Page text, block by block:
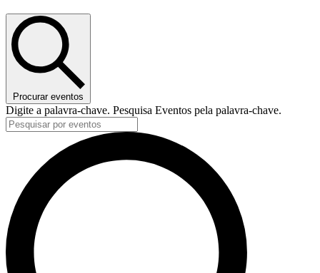
Procurar eventos
Digite a palavra-chave. Pesquisa Eventos pela palavra-chave.